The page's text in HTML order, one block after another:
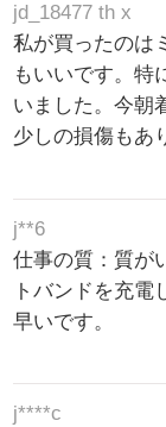
jd_18477 th x
私が買ったのは
もいいです。特
いました。今朝
少しの損傷もあ
j**6
仕事の質：質が
トバンドを充
早いです。
j****c